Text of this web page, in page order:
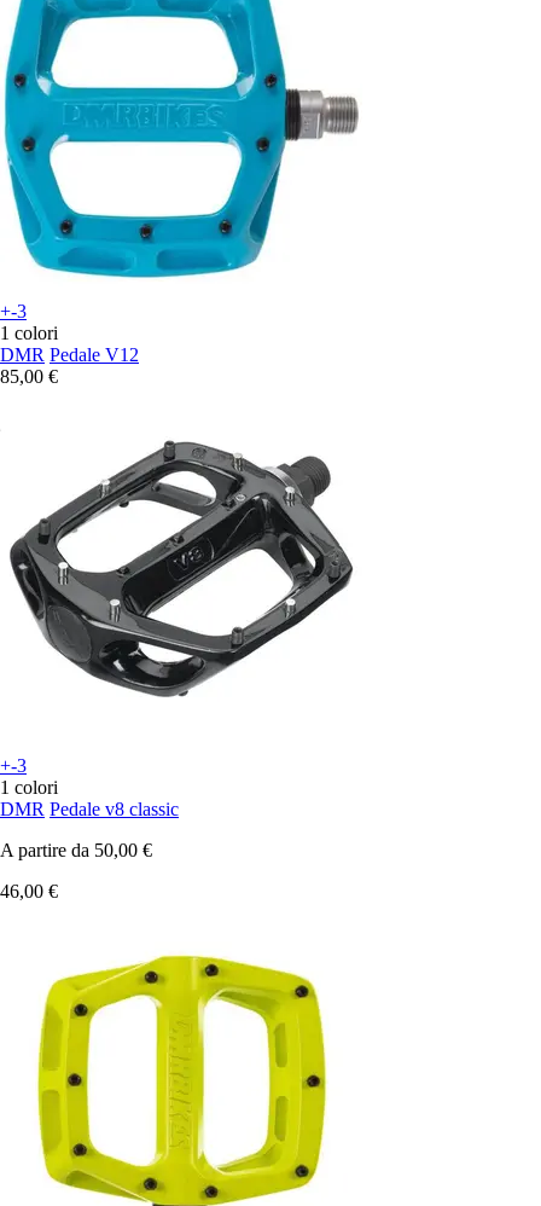
+-3
1 colori
DMR Pedale V12
85,00 €
+-3
1 colori
DMR Pedale v8 classic
A partire da 50,00 €
46,00 €